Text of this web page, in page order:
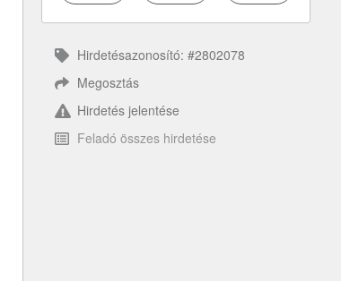
Hirdetésazonosító: #2802078
Megosztás
Hirdetés jelentése
Feladó összes hirdetése